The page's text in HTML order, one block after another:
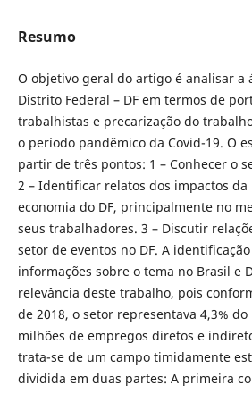
Resumo
O objetivo geral do artigo é analisar a
Distrito Federal – DF em termos de
trabalhistas e precarização do
o período pandêmico da Covid-19. O
partir de três pontos: 1 – Conhecer o
2 – Identificar relatos dos impactos da
economia do DF, principalmente no
seus trabalhadores. 3 – Discutir
setor de eventos no DF. A
informações sobre o tema no Brasil e
relevância deste trabalho, pois
de 2018, o setor representava 4,3% do
milhões de empregos diretos e
trata-se de um campo timidamente
dividida em duas partes: A primeira